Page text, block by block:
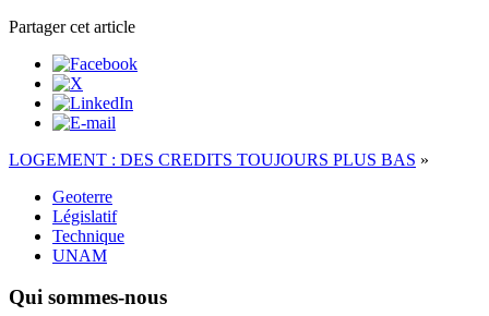
Partager cet article
LOGEMENT : DES CREDITS TOUJOURS PLUS BAS »
Geoterre
Législatif
Technique
UNAM
Qui sommes-nous